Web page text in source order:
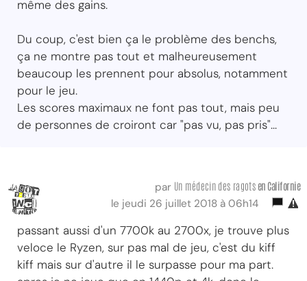
même des gains.
Du coup, c'est bien ça le problème des benchs,
ça ne montre pas tout et malheureusement
beaucoup les prennent pour absolus, notamment
pour le jeu.
Les scores maximaux ne font pas tout, mais peu
de personnes de croiront car "pas vu, pas pris"...
par Un médecin des ragots en Californie
le jeudi 26 juillet 2018 à 06h14
passant aussi d'un 7700k au 2700x, je trouve plus
veloce le Ryzen, sur pas mal de jeu, c'est du kiff
kiff mais sur d'autre il le surpasse pour ma part.